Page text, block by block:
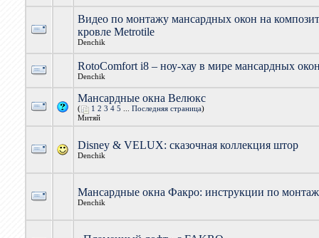
Видео по монтажу мансардных окон на
кровле Metrotile
Denchik
RotoComfort i8 – ноу-хау в мире мансардных
Denchik
Мансардные окна Велюкс
( 1 2 3 4 5 Последняя страница)
Митяй
Disney & VELUX: сказочная коллекция штор
Denchik
Мансардные окна Факро: инструкции по
Denchik